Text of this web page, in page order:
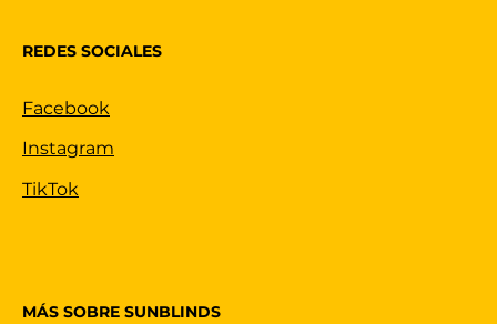
REDES SOCIALES
Facebook
Instagram
TikTok
MÁS SOBRE SUNBLINDS